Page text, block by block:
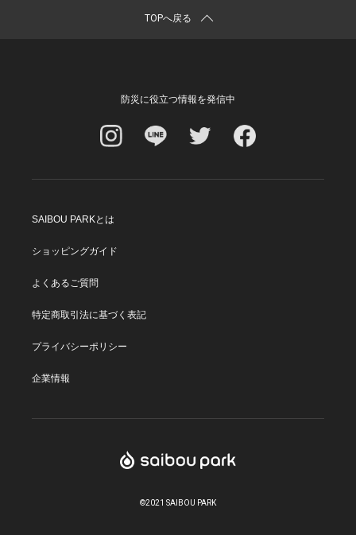
TOPへ戻る
防災に役立つ情報を発信中
SAIBOU PARKとは
ショッピングガイド
よくあるご質問
特定商取引法に基づく表記
プライバシーポリシー
企業情報
©2021 SAIBOU PARK